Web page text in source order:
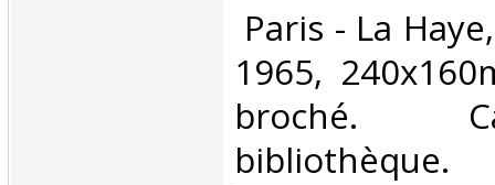
Paris - La
1965,
broché.
bibliothèque. ‎